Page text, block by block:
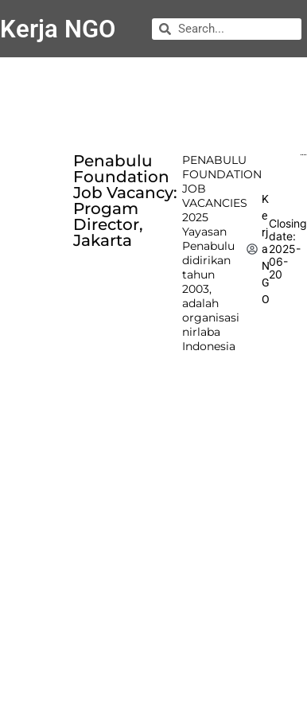
Kerja NGO
Penabulu
Foundation
Job Vacancy:
Progam
Director,
Jakarta
PENABULU
FOUNDATION
JOB
VACANCIES
2025
Yayasan
Penabulu
didirikan
tahun
2003,
adalah
organisasi
nirlaba
Indonesia
K
e
rj
a
N
G
O
Closing
date:
2025-
06-
20